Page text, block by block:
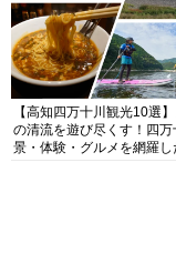
【高知四万十川観光10選
の清流を遊び尽くす！四万
景・体験・グルメを網羅し